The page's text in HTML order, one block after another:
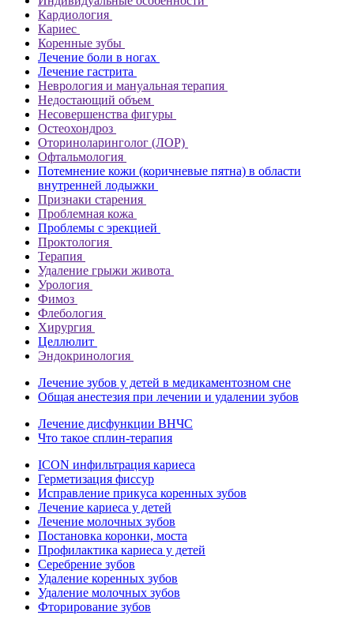
Кардиология
Кариес
Коренные зубы
Лечение боли в ногах
Лечение гастрита
Неврология и мануальная терапия
Недостающий объем
Несовершенства фигуры
Остеохондроз
Оториноларинголог (ЛОР)
Офтальмология
Потемнение кожи (коричневые пятна) в области
внутренней лодыжки
Признаки старения
Проблемная кожа
Проблемы с эрекцией
Проктология
Терапия
Удаление грыжи живота
Урология
Фимоз
Флебология
Хирургия
Целлюлит
Эндокринология
Лечение зубов у детей в медикаментозном сне
Общая анестезия при лечении и удалении зубов
Лечение дисфункции ВНЧС
Что такое сплин-терапия
ICON инфильтрация кариеса
Герметизация фиссур
Исправление прикуса коренных зубов
Лечение кариеса у детей
Лечение молочных зубов
Постановка коронки, моста
Профилактика кариеса у детей
Серебрение зубов
Удаление коренных зубов
Удаление молочных зубов
Фторирование зубов